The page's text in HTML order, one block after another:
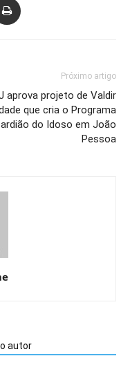
Próximo artigo
aprova projeto de Valdir
que cria o Programa
do Idoso em João
Pessoa
autor